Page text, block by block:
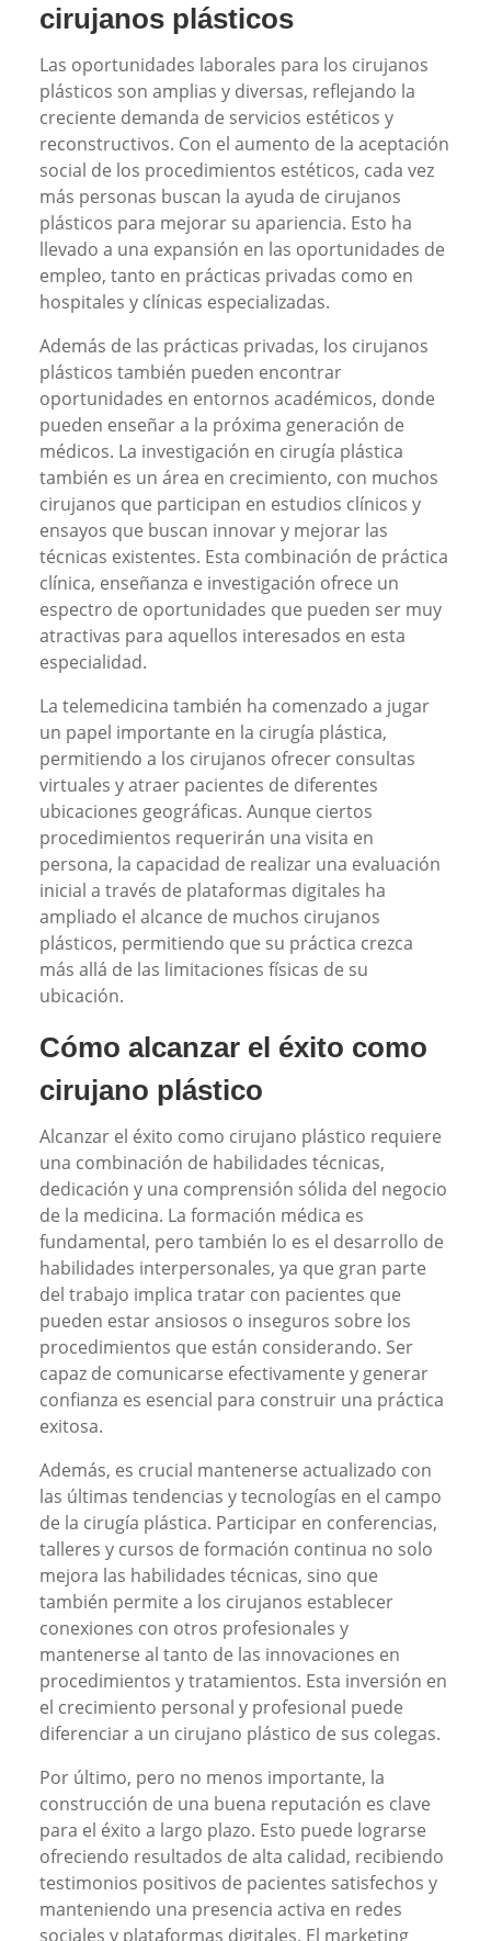
cirujanos plásticos
Las oportunidades laborales para los cirujanos
plásticos son amplias y diversas, reflejando la
creciente demanda de servicios estéticos y
reconstructivos. Con el aumento de la aceptación
social de los procedimientos estéticos, cada vez
más personas buscan la ayuda de cirujanos
plásticos para mejorar su apariencia. Esto ha
llevado a una expansión en las oportunidades de
empleo, tanto en prácticas privadas como en
hospitales y clínicas especializadas.
Además de las prácticas privadas, los cirujanos
plásticos también pueden encontrar
oportunidades en entornos académicos, donde
pueden enseñar a la próxima generación de
médicos. La investigación en cirugía plástica
también es un área en crecimiento, con muchos
cirujanos que participan en estudios clínicos y
ensayos que buscan innovar y mejorar las
técnicas existentes. Esta combinación de práctica
clínica, enseñanza e investigación ofrece un
espectro de oportunidades que pueden ser muy
atractivas para aquellos interesados en esta
especialidad.
La telemedicina también ha comenzado a jugar
un papel importante en la cirugía plástica,
permitiendo a los cirujanos ofrecer consultas
virtuales y atraer pacientes de diferentes
ubicaciones geográficas. Aunque ciertos
procedimientos requerirán una visita en
persona, la capacidad de realizar una evaluación
inicial a través de plataformas digitales ha
ampliado el alcance de muchos cirujanos
plásticos, permitiendo que su práctica crezca
más allá de las limitaciones físicas de su
ubicación.
Cómo alcanzar el éxito como
cirujano plástico
Alcanzar el éxito como cirujano plástico requiere
una combinación de habilidades técnicas,
dedicación y una comprensión sólida del negocio
de la medicina. La formación médica es
fundamental, pero también lo es el desarrollo de
habilidades interpersonales, ya que gran parte
del trabajo implica tratar con pacientes que
pueden estar ansiosos o inseguros sobre los
procedimientos que están considerando. Ser
capaz de comunicarse efectivamente y generar
confianza es esencial para construir una práctica
exitosa.
Además, es crucial mantenerse actualizado con
las últimas tendencias y tecnologías en el campo
de la cirugía plástica. Participar en conferencias,
talleres y cursos de formación continua no solo
mejora las habilidades técnicas, sino que
también permite a los cirujanos establecer
conexiones con otros profesionales y
mantenerse al tanto de las innovaciones en
procedimientos y tratamientos. Esta inversión en
el crecimiento personal y profesional puede
diferenciar a un cirujano plástico de sus colegas.
Por último, pero no menos importante, la
construcción de una buena reputación es clave
para el éxito a largo plazo. Esto puede lograrse
ofreciendo resultados de alta calidad, recibiendo
testimonios positivos de pacientes satisfechos y
manteniendo una presencia activa en redes
sociales y plataformas digitales. El marketing